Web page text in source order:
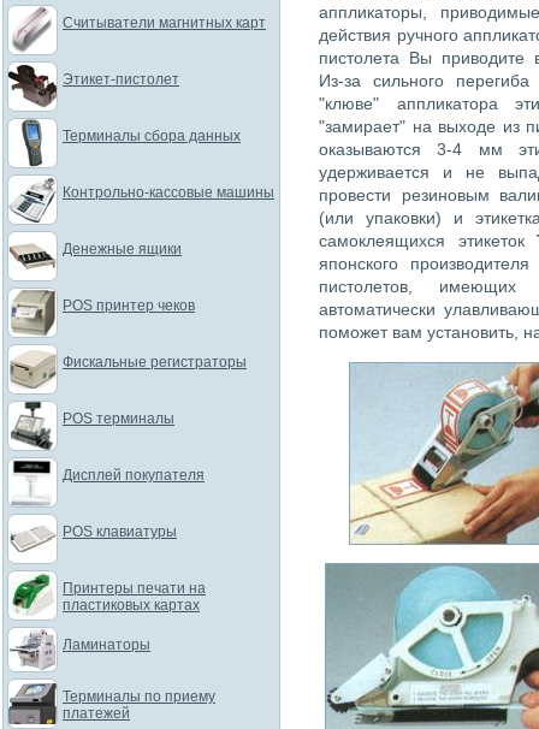
аппликаторы,
действия ручного
пистолета Вы приводите
Из-за сильного
"клюве" аппликатора
"замирает" на выходе из
оказываются 3-4 мм
удерживается и не
провести резиновым
(или упаковки) и
самоклеящихся этикеток
японского
пистолетов, имеющих
автоматически
поможет вам установить,
Считыватели магнитных карт
Этикет-пистолет
Терминалы сбора данных
Контрольно-кассовые машины
Денежные ящики
POS принтер чеков
Фискальные регистраторы
POS терминалы
Дисплей покупателя
POS клавиатуры
Принтеры печати на
пластиковых картах
Ламинаторы
Терминалы по приему
платежей